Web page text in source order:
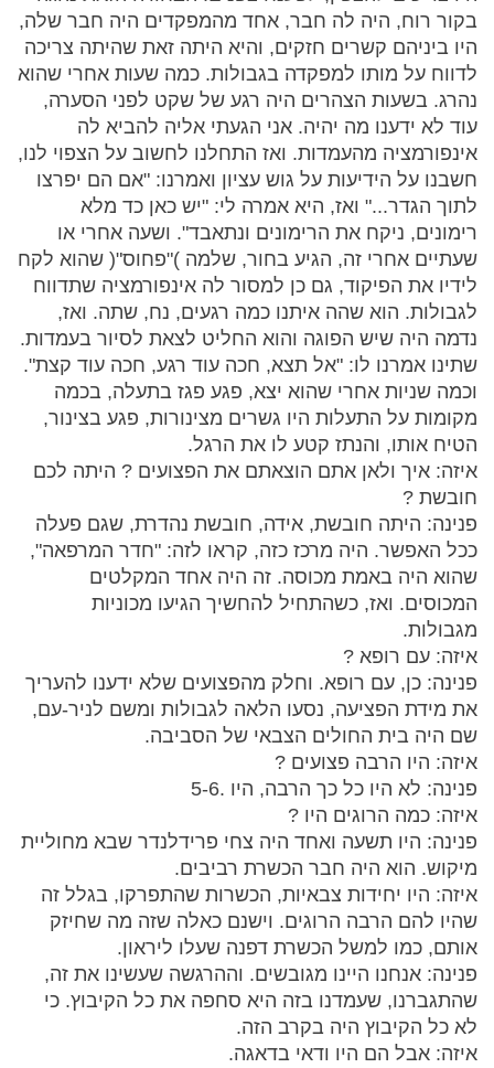
בקור רוח, היה לה חבר, אחד מהמפקדים היה חבר שלה,
היו ביניהם קשרים חזקים, והיא היתה זאת שהיתה צריכה
לדווח על מותו למפקדה בגבולות. כמה שעות אחרי שהוא
נהרג. בשעות הצהרים היה רגע של שקט לפני הסערה,
עוד לא ידענו מה יהיה. אני הגעתי אליה להביא לה
אינפורמציה מהעמדות. ואז התחלנו לחשוב על הצפוי לנו,
חשבנו על הידיעות על גוש עציון ואמרנו: "אם הם יפרצו
לתוך הגדר..." ואז, היא אמרה לי: "יש כאן כד מלא
רימונים, ניקח את הרימונים ונתאבד". ושעה אחרי או
שעתיים אחרי זה, הגיע בחור, שלמה )"פחוס"( שהוא לקח
לידיו את הפיקוד, גם כן למסור לה אינפורמציה שתדווח
לגבולות. הוא שהה איתנו כמה רגעים, נח, שתה. ואז,
נדמה היה שיש הפוגה והוא החליט לצאת לסיור בעמדות.
שתינו אמרנו לו: "אל תצא, חכה עוד רגע, חכה עוד קצת".
וכמה שניות אחרי שהוא יצא, פגע פגז בתעלה, בכמה
מקומות על התעלות היו גשרים מצינורות, פגע בצינור,
הטיח אותו, והנתז קטע לו את הרגל.
איזה: איך ולאן אתם הוצאתם את הפצועים ? היתה לכם
חובשת ?
פנינה: היתה חובשת, אידה, חובשת נהדרת, שגם פעלה
ככל האפשר. היה מרכז כזה, קראו לזה: "חדר המרפאה",
שהוא היה באמת מכוסה. זה היה אחד המקלטים
המכוסים. ואז, כשהתחיל להחשיך הגיעו מכוניות
מגבולות.
איזה: עם רופא ?
פנינה: כן, עם רופא. וחלק מהפצועים שלא ידענו להעריך
את מידת הפציעה, נסעו הלאה לגבולות ומשם לניר-עם,
שם היה בית החולים הצבאי של הסביבה.
איזה: היו הרבה פצועים ?
פנינה: לא היו כל כך הרבה, היו .5-6
איזה: כמה הרוגים היו ?
פנינה: היו תשעה ואחד היה צחי פרידלנדר שבא מחוליית
מיקוש. הוא היה חבר הכשרת רביבים.
איזה: היו יחידות צבאיות, הכשרות שהתפרקו, בגלל זה
שהיו להם הרבה הרוגים. וישנם כאלה שזה מה שחיזק
אותם, כמו למשל הכשרת דפנה שעלו ליראון.
פנינה: אנחנו היינו מגובשים. וההרגשה שעשינו את זה,
שהתגברנו, שעמדנו בזה היא סחפה את כל הקיבוץ. כי
לא כל הקיבוץ היה בקרב הזה.
איזה: אבל הם היו ודאי בדאגה.